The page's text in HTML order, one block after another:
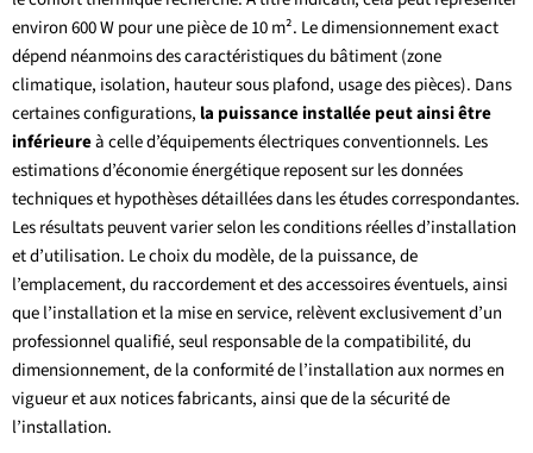
environ 600 W pour une pièce de 10 m². Le dimensionnement exact
dépend néanmoins des caractéristiques du bâtiment (zone
climatique, isolation, hauteur sous plafond, usage des pièces). Dans
certaines configurations, la puissance installée peut ainsi être
inférieureà celle d’équipements électriques conventionnels. Les
estimations d’économie énergétique reposent sur les données
techniques et hypothèses détaillées dans les études correspondantes.
Les résultats peuvent varier selon les conditions réelles d’installation
et d’utilisation. Le choix du modèle, de la puissance, de
l’emplacement, du raccordement et des accessoires éventuels, ainsi
que l’installation et la mise en service, relèvent exclusivement d’un
professionnel qualifié, seul responsable de la compatibilité, du
dimensionnement, de la conformité de l’installation aux normes en
vigueur et aux notices fabricants, ainsi que de la sécurité de
l’installation.